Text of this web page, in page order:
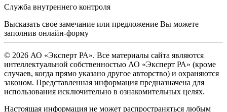
Служба внутреннего контроля
Высказать свое замечание или предложение Вы можете
заполнив онлайн-форму
© 2026 АО «Эксперт РА». Все материалы сайта являются
интеллектуальной собственностью АО «Эксперт РА» (кроме
случаев, когда прямо указано другое авторство) и охраняются
законом. Представленная информация предназначена для
использования исключительно в ознакомительных целях.
Настоящая информация не может распространяться любым